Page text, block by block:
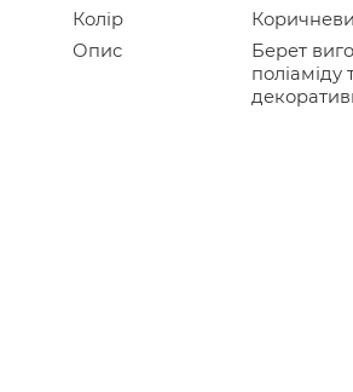
Колір
Опис
Берет